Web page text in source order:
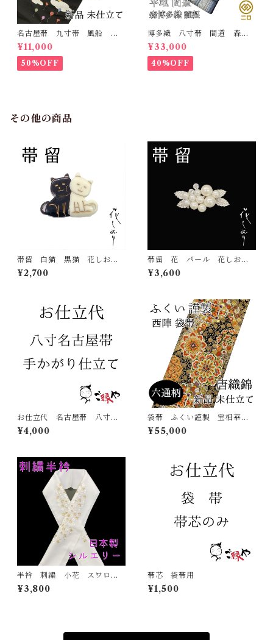
名古屋帯 九寸帯 風船
雲 虹 正絹 日本製 九寸
名古屋帯
¥11,000
50%OFF
博多織 八寸帯 間道 森博
多織 正絹 日本製 未仕立
て 名古屋帯
¥33,000
40%OFF
その他の商品
帯留 白猫 黒猫 花しお
り 大原商店 帯飾り 日本
製 和装小物
¥2,700
帯留 花 パール 花しお
り 大原商店 帯飾り 日本
製 和装小物
¥3,600
お仕立代 名古屋帯 八寸
帯 手かがり仕立て
¥4,000
袋帯 ふくい謹製 宝相華
菊唐草 六通柄 唐織錦 西
陣 正絹 日本製 未仕立
¥55,000
半衿 刺繍 小花 スワロフ
スキー 金 白地 シルエリ
ー 新合繊 日本製 刺繍
¥3,800
帯芯 袋帯用
¥1,500